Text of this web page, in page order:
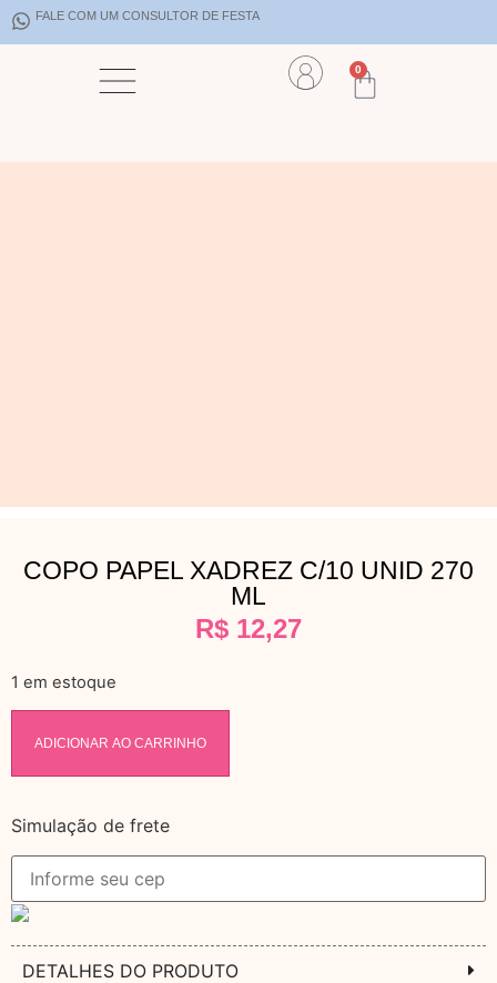
FALE COM UM CONSULTOR DE FESTA
0
COPO PAPEL XADREZ C/10 UNID 270
ML
R$ 12,27
1 em estoque
ADICIONAR AO CARRINHO
Simulação de frete
DETALHES DO PRODUTO